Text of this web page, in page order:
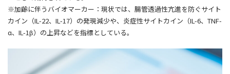
※加齢に伴うバイオマーカー：現状では、腸管透過性亢進を防ぐサイト
カイン（IL-22、IL-17）の発現減少や、炎症性サイトカイン（IL-6、TNF-
α、IL-1β）の上昇などを指標としている。